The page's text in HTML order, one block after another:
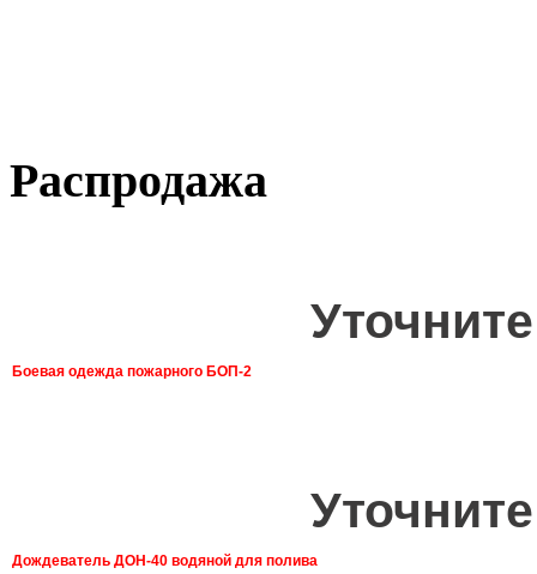
Распродажа
Боевая одежда пожарного БОП-2
Дождеватель ДОН-40 водяной для полива